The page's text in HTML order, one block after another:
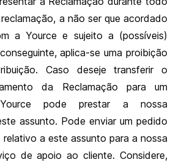
a não ser que acordado
a Yource e sujeito a (possíveis)
aplica-se uma proibição
Caso deseje transferir o
da Reclamação para um
pode prestar a nossa
assunto. Pode enviar um pedido
a este assunto para a nossa
de apoio ao cliente. Considere,